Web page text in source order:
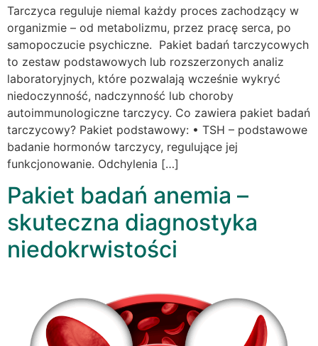
Tarczyca reguluje niemal każdy proces zachodzący w
organizmie – od metabolizmu, przez pracę serca, po
samopoczucie psychiczne. Pakiet badań tarczycowych
to zestaw podstawowych lub rozszerzonych analiz
laboratoryjnych, które pozwalają wcześnie wykryć
niedoczynność, nadczynność lub choroby
autoimmunologiczne tarczycy. Co zawiera pakiet badań
tarczycowy? Pakiet podstawowy: • TSH – podstawowe
badanie hormonów tarczycy, regulujące jej
funkcjonowanie. Odchylenia […]
Pakiet badań anemia –
skuteczna diagnostyka
niedokrwistości